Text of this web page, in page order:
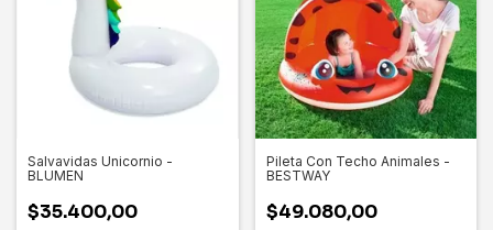
Salvavidas Unicornio -
BLUMEN
$35.400,00
Pileta Con Techo Animales -
BESTWAY
$49.080,00